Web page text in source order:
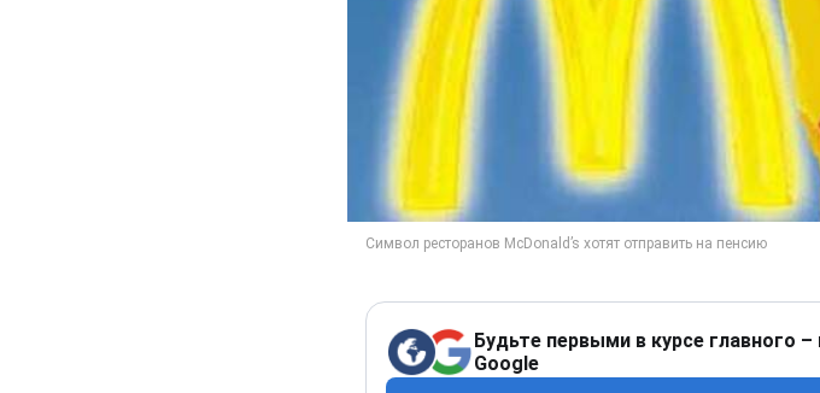
Будьте первыми в курсе главного
Google